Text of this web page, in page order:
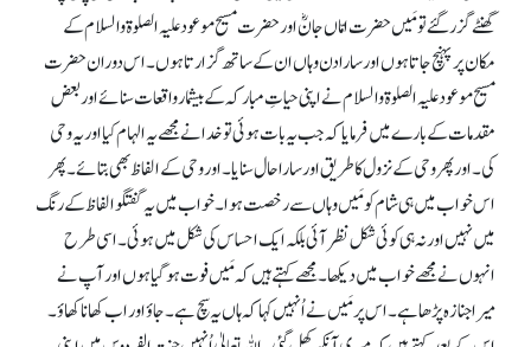
گھنٹے گزر گئے تو مَیں حضرت امّاں جانؓ اور حضرت مسیح موعود علیہ الصلوۃ والسلام کے
مکان پر پہنچ جاتا ہوں اور سارا دن وہاں ان کے ساتھ گزارتا ہوں۔ اس دوران حضرت
مسیح موعود علیہ الصلوۃ والسلام نے اپنی حیاتِ مبارکہ کے بیشمار واقعات سنائے اور بعض
مقدمات کے بارے میں فرمایا کہ جب یہ بات ہوئی تو خدا نے مجھے یہ الہام کیا اور یہ وحی
کی۔ اور پھر وحی کے نزول کا طریق اور سارا حال سنایا۔ اور وحی کے الفاظ بھی بتائے۔ پھر
اس خواب میں ہی شام کو مَیں وہاں سے رخصت ہوا۔ خواب میں یہ گفتگو الفاظ کے رنگ
میں نہیں اور نہ ہی کوئی شکل نظر آئی بلکہ ایک احساس کی شکل میں ہوئی۔ اسی طرح
انہوں نے مجھے خواب میں دیکھا۔ مجھے کہتے ہیں کہ مَیں فوت ہو گیا ہوں اور آپ نے
میرا جنازہ پڑھا ہے۔ اس پر مَیں نے اُنہیں کہا کہ ہاں یہ سچ ہے۔ جاؤ اور اب کھانا کھاؤ۔